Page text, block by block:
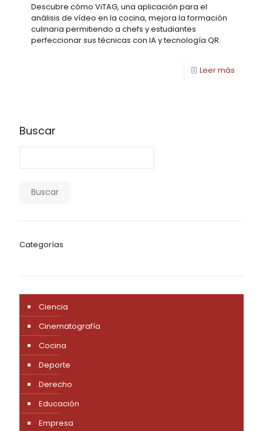
Descubre cómo ViTAG, una aplicación para el
análisis de vídeo en la cocina, mejora la formación
culinaria permitiendo a chefs y estudiantes
perfeccionar sus técnicas con IA y tecnología QR.
Leer más
Buscar
Buscar
Categorías
Ciencia
Cinematografía
Cocina
Deporte
Derecho
Educación
Empresa